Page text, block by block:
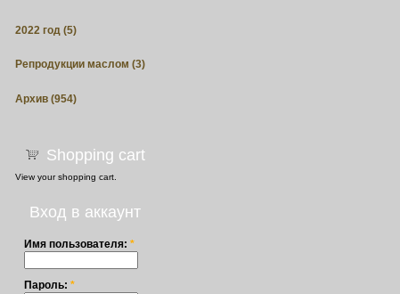
2022 год (5)
Репродукции маслом (3)
Архив (954)
Shopping cart
View your shopping cart.
Вход в аккаунт
Имя пользователя: *
Пароль: *